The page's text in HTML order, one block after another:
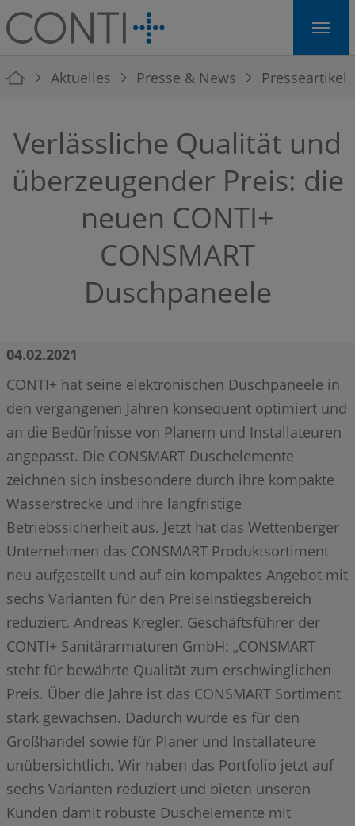
Skip to main navigation
Skip to main content
Skip to page footer
You are here:
Aktuelles Presse & News Presseartikel
Verlässliche Qualität und
überzeugender Preis: die
neuen CONTI+
CONSMART
Duschpaneele
04.02.2021
CONTI+ hat seine elektronischen Duschpaneele in
den vergangenen Jahren konsequent optimiert und
an die Bedürfnisse von Planern und Installateuren
angepasst. Die CONSMART Duschelemente
zeichnen sich insbesondere durch ihre kompakte
Wasserstrecke und ihre langfristige
Betriebssicherheit aus. Jetzt hat das Wettenberger
Unternehmen das CONSMART Produktsortiment
neu aufgestellt und auf ein kompaktes Angebot mit
sechs Varianten für den Preiseinstiegsbereich
reduziert. Andreas Kregler, Geschäftsführer der
CONTI+ Sanitärarmaturen GmbH: „CONSMART
steht für bewährte Qualität zum erschwinglichen
Preis. Über die Jahre ist das CONSMART Sortiment
stark gewachsen. Dadurch wurde es für den
Großhandel sowie für Planer und Installateure
unübersichtlich. Wir haben das Portfolio jetzt auf
sechs Varianten reduziert und bieten unseren
Kunden damit robuste Duschelemente mit